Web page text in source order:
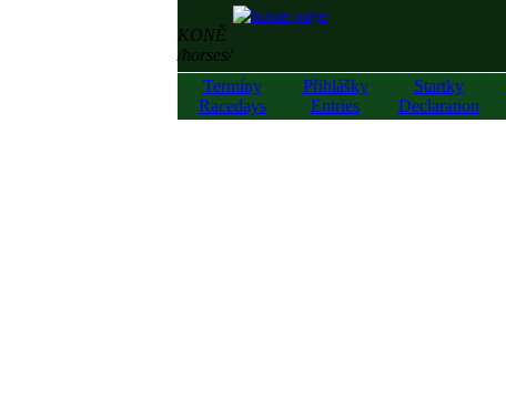
KONĚ
/horses/
Termíny
Racedays
Přihlášky
Entries
Startky
Declaration